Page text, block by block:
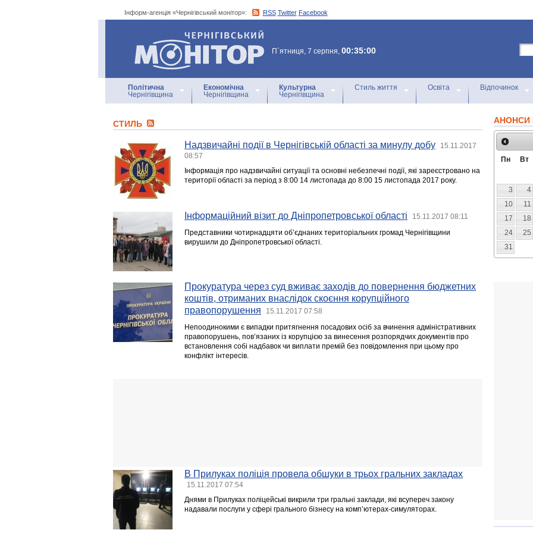
Інформ-агенція «Чернігівський монітор»: RSS Twitter Facebook
Інформ-агенція
«Чернігівський монітор»
П`ятниця, 7 серпня, 00:35:00
Політична
Чернігівщина
Економічна
Чернігівщина
Культурна
Чернігівщина
Стиль життя Освіта Відпочинок
СТИЛЬ
Надзвичайні події в Чернігівській області за минулу добу
15.11.2017
08:57
Інформація про надзвичайні ситуації та основні небезпечні події, які зареєстровано на
території області за період з 8:00 14 листопада до 8:00 15 листопада 2017 року.
Інформаційний візит до Дніпропетровської області 15.11.2017 08:11
Представники чотирнадцяти об’єднаних територіальних громад Чернігівщини
вирушили до Дніпропетровської області.
Прокуратура через суд вживає заходів до повернення бюджетних
коштів, отриманих внаслідок скоєння корупційного
правопорушення
15.11.2017 07:58
Непоодинокими є випадки притягнення посадових осіб за вчинення адміністративних
правопорушень, пов’язаних із корупцією за винесення розпорядчих документів про
встановлення собі надбавок чи виплати премій без повідомлення при цьому про
конфлікт інтересів.
В Прилуках поліція провела обшуки в трьох гральних закладах
15.11.2017 07:54
Днями в Прилуках поліцейські викрили три гральні заклади, які всупереч закону
надавали послуги у сфері грального бізнесу на комп’ютерах-симуляторах.
АНОНСИ
Пн Вт
3
4
10
11
17
18
24
25
31